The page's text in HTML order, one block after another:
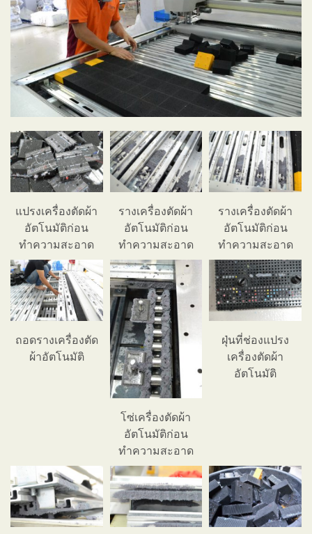
แปรงเครื่องตัดผ้า
อัตโนมัติก่อน
ทำความสะอาด
รางเครื่องตัดผ้า
อัตโนมัติก่อน
ทำความสะอาด
รางเครื่องตัดผ้า
อัตโนมัติก่อน
ทำความสะอาด
ถอดรางเครื่องตัด
ผ้าอัตโนมัติ
โซ่เครื่องตัดผ้า
อัตโนมัติก่อน
ทำความสะอาด
ฝุ่นที่ช่องแปรง
เครื่องตัดผ้า
อัตโนมัติ